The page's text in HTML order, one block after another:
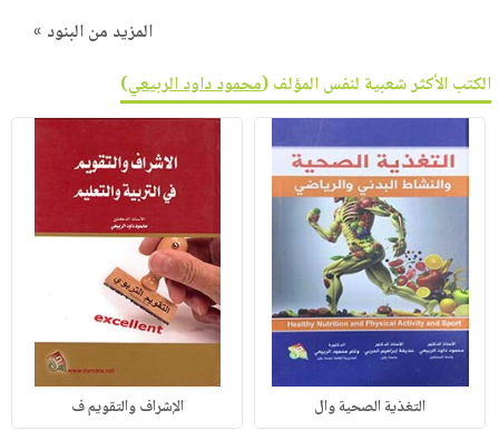
المزيد من البنود »
الكتب الأكثر شعبية لنفس المؤلف (محمود داود الربيعي)
التغذية الصحية وال الإشراف والتقويم ف